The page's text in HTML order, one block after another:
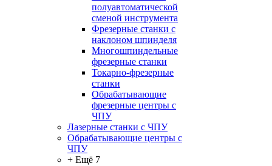
полуавтоматической
сменой инструмента
Фрезерные станки с
наклоном шпинделя
Многошпиндельные
фрезерные станки
Токарно-фрезерные
станки
Обрабатывающие
фрезерные центры с
ЧПУ
Лазерные станки с ЧПУ
Обрабатывающие центры с
ЧПУ
+ Ещё 7